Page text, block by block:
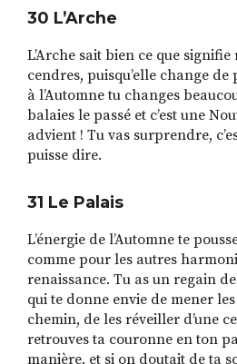
30 L’Arche
L’Arche sait bien ce que
cendres, puisqu’elle change
à l’Automne tu changes
balaies le passé et c’est une
advient ! Tu vas surprendre,
puisse dire.
31 Le Palais
L’énergie de l’Automne te
comme pour les autres
renaissance. Tu as un regain
qui te donne envie de mener
chemin, de les réveiller d’une
retrouves ta couronne en ton
manière, et si on doutait de ta